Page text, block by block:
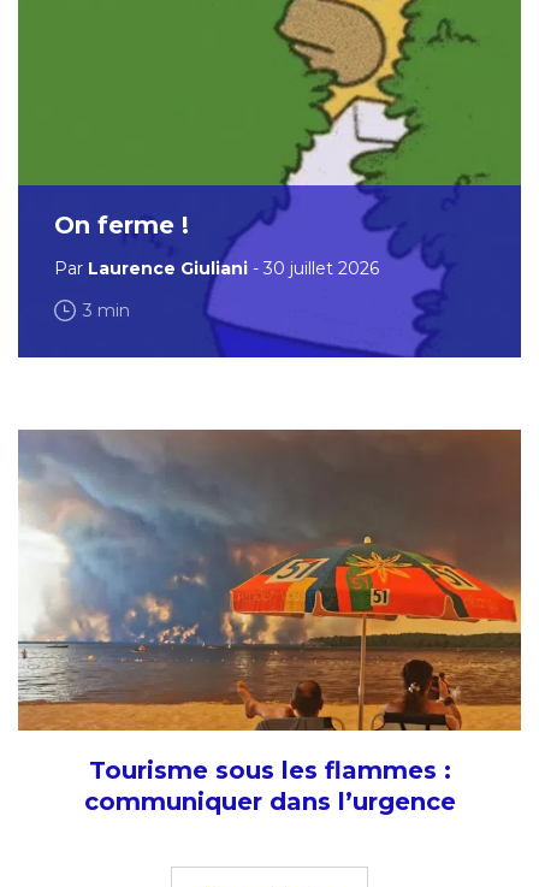
On ferme !
Par Laurence Giuliani - 30 juillet 2026
3 min
Tourisme sous les flammes :
communiquer dans l’urgence